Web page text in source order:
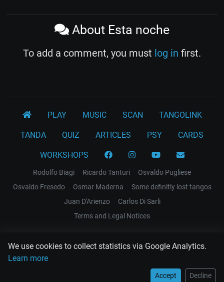
We use cookies to collect statistics via Google Analytics.
Learn more
Accept Decline
About Esta noche
To add a comment, you must log in first.
PLAY MUSIC SCAN TANGOLINK
TANDA QUIZ ARTICLES PSY CARDS
WORKSHOPS
Rodolfo Biagi Ricardo Tanturi
Osvaldo Pugliese
Osvaldo Fresedo
Osmar Maderna
Some definitly lost tangos
Juan D'Arienzo
Carlos Di Sarli
Terms and Legal Notices
EL RECODO TANGO